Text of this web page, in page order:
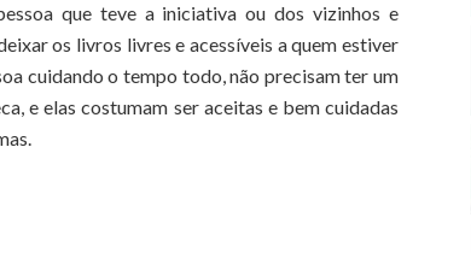
que teve a iniciativa ou dos vizinhos e
os livros livres e acessíveis a quem estiver
cuidando o tempo todo, não precisam ter um
e elas costumam ser aceitas e bem cuidadas